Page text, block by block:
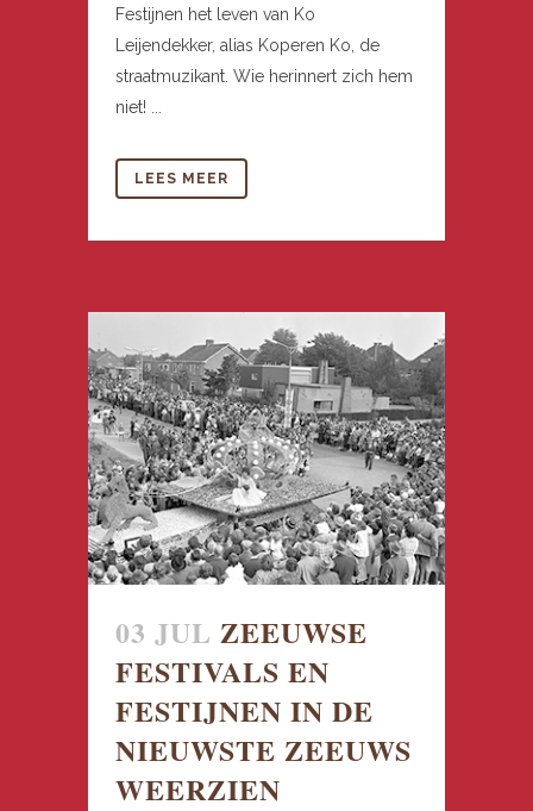
Festijnen het leven van Ko
Leijendekker, alias Koperen Ko, de
straatmuzikant. Wie herinnert zich hem
niet! ...
LEES MEER
03 JUL ZEEUWSE
FESTIVALS EN
FESTIJNEN IN DE
NIEUWSTE ZEEUWS
WEERZIEN